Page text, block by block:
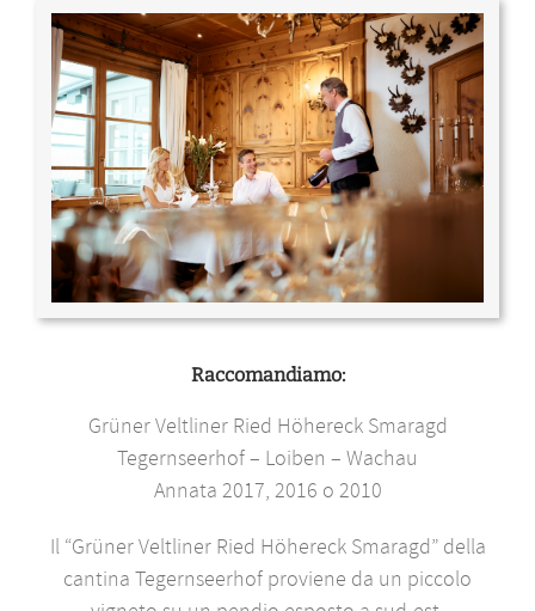
Raccomandiamo:
Grüner Veltliner Ried Höhereck Smaragd
Tegernseerhof – Loiben – Wachau
Annata 2017, 2016 o 2010
Il “Grüner Veltliner Ried Höhereck Smaragd” della
cantina Tegernseerhof proviene da un piccolo